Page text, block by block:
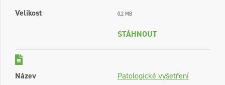
Velikost
0,2 MB
STÁHNOUT
Název
Patologické vyšetření